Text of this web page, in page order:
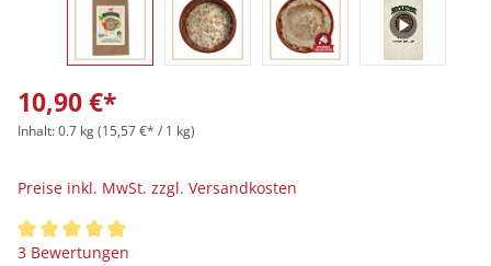
10,90 €*
Inhalt:0.7 kg(15,57 €* / 1 kg)
Preise inkl. MwSt. zzgl. Versandkosten
Durchschnittliche Bewertung von 5 von 5 Sternen
3 Bewertungen